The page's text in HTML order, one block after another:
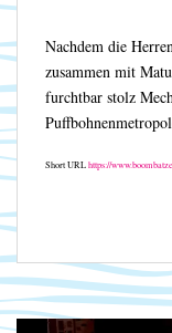
Nachdem die
zusammen mit
furchtbar stolz
Short URLhttps://